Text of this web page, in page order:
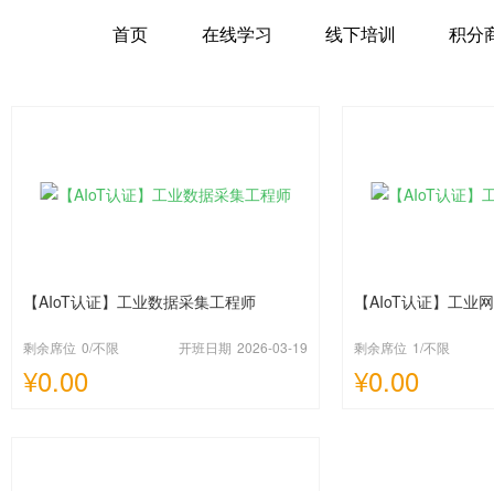
首页 在线学习 线下培训 积分
【AIoT认证】工业数据采集工程师
剩余席位 0/不限 开班日期 2026-03-19
¥0.00
【AIoT认证】工业
剩余席位 1/不限
¥0.00